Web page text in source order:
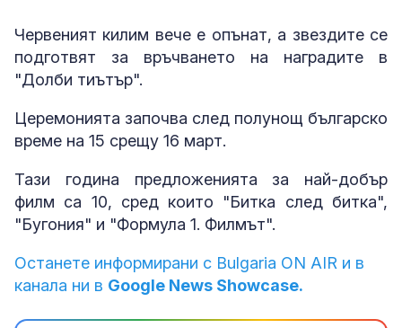
Червеният килим вече е опънат, а звездите се
подготвят за връчването на наградите в
"Долби тиътър".
Церемонията започва след полунощ българско
време на 15 срещу 16 март.
Тази година предложенията за най-добър
филм са 10, сред които "Битка след битка",
"Бугония" и "Формула 1. Филмът".
Останете информирани с Bulgaria ON AIR и в
канала ни в Google News Showcase.